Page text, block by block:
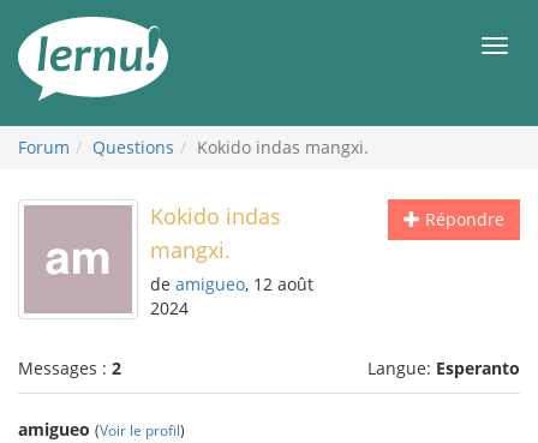
contenu
Forum Questions Kokido indas mangxi.
Répondre
Kokido indas
mangxi.
de amigueo, 12 août
2024
Messages : 2 Langue: Esperanto
amigueo (Voir le profil)